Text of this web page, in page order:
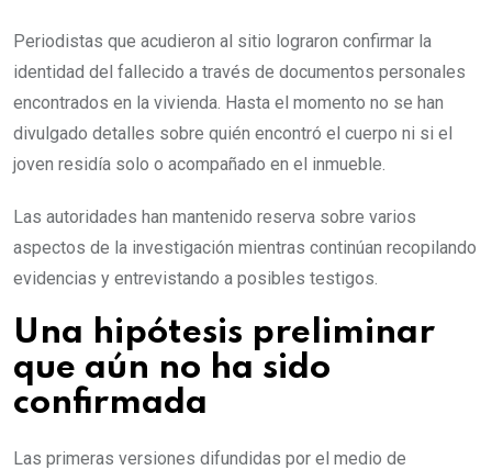
Periodistas que acudieron al sitio lograron confirmar la
identidad del fallecido a través de documentos personales
encontrados en la vivienda. Hasta el momento no se han
divulgado detalles sobre quién encontró el cuerpo ni si el
joven residía solo o acompañado en el inmueble.
Las autoridades han mantenido reserva sobre varios
aspectos de la investigación mientras continúan recopilando
evidencias y entrevistando a posibles testigos.
Una hipótesis preliminar
que aún no ha sido
confirmada
Las primeras versiones difundidas por el medio de